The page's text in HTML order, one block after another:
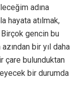
adına
hayata atılmak,
gencin bu
bir yıl daha
çare bulunduktan
bir durumda